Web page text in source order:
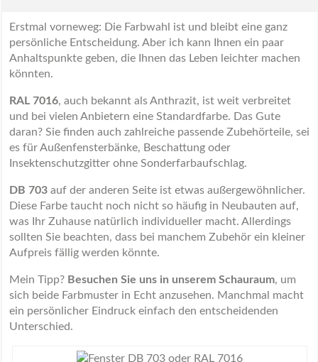
Erstmal vorneweg: Die Farbwahl ist und bleibt eine ganz
persönliche Entscheidung. Aber ich kann Ihnen ein paar
Anhaltspunkte geben, die Ihnen das Leben leichter machen
könnten.
RAL 7016, auch bekannt als Anthrazit, ist weit verbreitet
und bei vielen Anbietern eine Standardfarbe. Das Gute
daran? Sie finden auch zahlreiche passende Zubehörteile, sei
es für Außenfensterbänke, Beschattung oder
Insektenschutzgitter ohne Sonderfarbaufschlag.
DB 703 auf der anderen Seite ist etwas außergewöhnlicher.
Diese Farbe taucht noch nicht so häufig in Neubauten auf,
was Ihr Zuhause natürlich individueller macht. Allerdings
sollten Sie beachten, dass bei manchem Zubehör ein kleiner
Aufpreis fällig werden könnte.
Mein Tipp? Besuchen Sie uns in unserem Schauraum, um
sich beide Farbmuster in Echt anzusehen. Manchmal macht
ein persönlicher Eindruck einfach den entscheidenden
Unterschied.